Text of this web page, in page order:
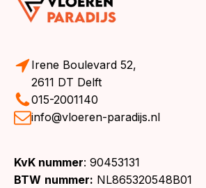
Irene Boulevard 52,
2611 DT Delft
015-2001140
info@vloeren-paradijs.nl
KvK nummer: 90453131
BTW nummer: NL865320548B01